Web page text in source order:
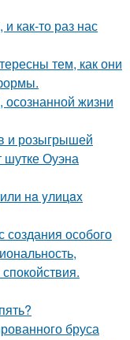
как-то раз нас
тем, как они
осознанной жизни
и розыгрышей
шутке Оуэна
нa yлицax
создания особого
бруса